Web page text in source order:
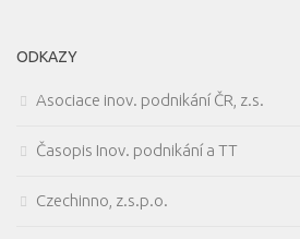
ODKAZY
Asociace inov. podnikání ČR, z.s.
Časopis Inov. podnikání a TT
Czechinno, z.s.p.o.